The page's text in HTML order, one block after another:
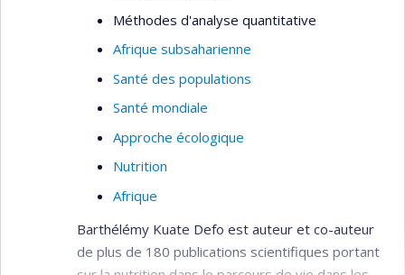
Méthodes d'analyse quantitative
Afrique subsaharienne
Santé des populations
Santé mondiale
Approche écologique
Nutrition
Afrique
Barthélémy Kuate Defo est auteur et co-auteur
de plus de 180 publications scientifiques portant